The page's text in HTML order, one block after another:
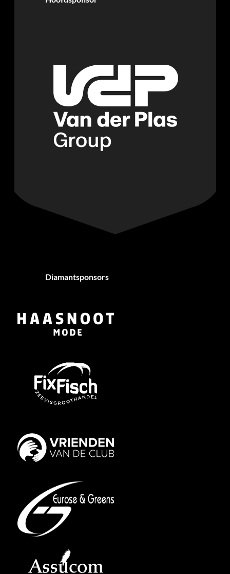
Diamantsponsors